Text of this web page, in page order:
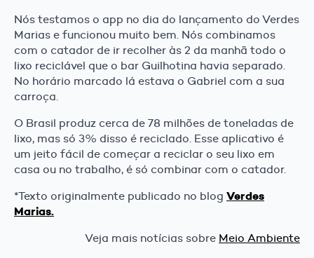
Nós testamos o app no dia do lançamento do Verdes
Marias e funcionou muito bem. Nós combinamos
com o catador de ir recolher às 2 da manhã todo o
lixo reciclável que o bar Guilhotina havia separado.
No horário marcado lá estava o Gabriel com a sua
carroça.
O Brasil produz cerca de 78 milhões de toneladas de
lixo, mas só 3% disso é reciclado. Esse aplicativo é
um jeito fácil de começar a reciclar o seu lixo em
casa ou no trabalho, é só combinar com o catador.
*Texto originalmente publicado no blog Verdes
Marias.
Veja mais notícias sobre Meio Ambiente